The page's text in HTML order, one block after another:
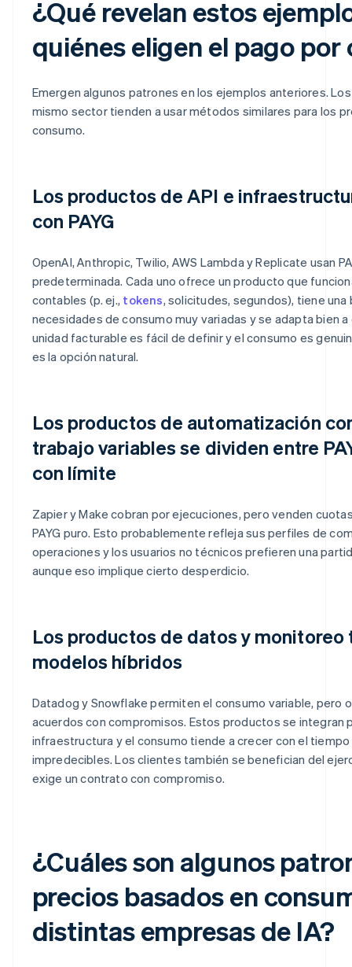
¿Qué revelan estos
quiénes eligen el pago por
Emergen algunos patrones en los ejemplos anteriores.
mismo sector tienden a usar métodos similares para los
consumo.
Los productos de API e
con PAYG
OpenAI, Anthropic, Twilio, AWS Lambda y Replicate usan
predeterminada. Cada uno ofrece un producto que
contables (p. ej., tokens, solicitudes, segundos), tiene
necesidades de consumo muy variadas y se adapta bien
unidad facturable es fácil de definir y el consumo es
es la opción natural.
Los productos de automatización
trabajo variables se dividen entre
con límite
Zapier y Make cobran por ejecuciones, pero venden
PAYG puro. Esto probablemente refleja sus perfiles de
operaciones y los usuarios no técnicos prefieren una
aunque eso implique cierto desperdicio.
Los productos de datos y monitoreo
modelos híbridos
Datadog y Snowflake permiten el consumo variable, pero
acuerdos con compromisos. Estos productos se integran
infraestructura y el consumo tiende a crecer con el
impredecibles. Los clientes también se benefician del
exige un contrato con compromiso.
¿Cuáles son algunos
precios basados en
distintas empresas de IA?